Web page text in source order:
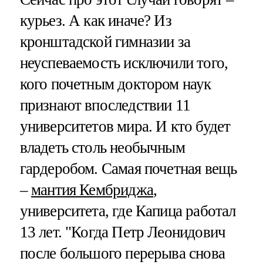
курьез. А как иначе? Из
кронштадской гимназии за
неуспеваемость исключили того,
кого почетным доктором наук
признают впоследствии 11
университетов мира. И кто будет
владеть столь необычным
гардеробом. Самая почетная вещь
–мантия Кембриджа,
университета, где Капица работал
13 лет. "Когда Петр Леонидович
после большого перерыва снова